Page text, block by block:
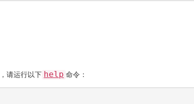
请运行以下 help 命令：